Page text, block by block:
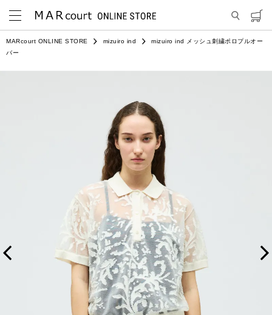
MARcourt ONLINE STORE mizuiro ind
mizuiro ind メッシュ刺繍ポロプルオー
バー